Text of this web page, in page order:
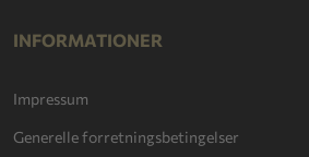
INFORMATIONER
Impressum
Generelle forretningsbetingelser